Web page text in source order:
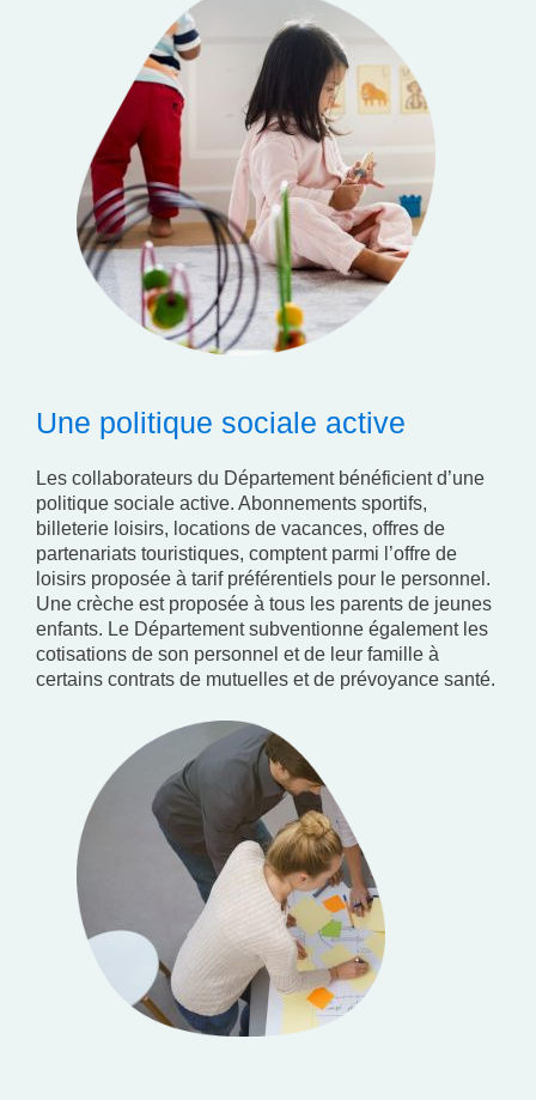
Une politique sociale active
Les collaborateurs du Département bénéficient d’une
politique sociale active. Abonnements sportifs,
billeterie loisirs, locations de vacances, offres de
partenariats touristiques, comptent parmi l’offre de
loisirs proposée à tarif préférentiels pour le personnel.
Une crèche est proposée à tous les parents de jeunes
enfants. Le Département subventionne également les
cotisations de son personnel et de leur famille à
certains contrats de mutuelles et de prévoyance santé.